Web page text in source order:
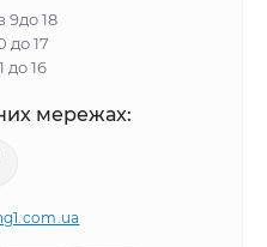
9до 18
до 17
до 16
мережах: